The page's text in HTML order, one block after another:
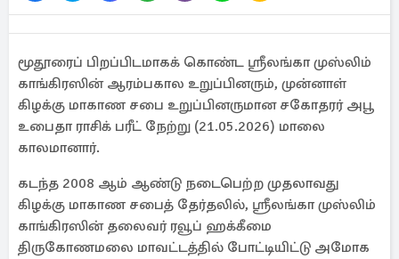
மூதூரைப் பிறப்பிடமாகக் கொண்ட ஸ்ரீலங்கா முஸ்லிம்
காங்கிரஸின் ஆரம்பகால உறுப்பினரும், முன்னாள்
கிழக்கு மாகாண சபை உறுப்பினருமான சகோதரர் அபூ
உபைதா ராசிக் பரீட் நேற்று (21.05.2026) மாலை
காலமானார்.
கடந்த 2008 ஆம் ஆண்டு நடைபெற்ற முதலாவது
கிழக்கு மாகாண சபைத் தேர்தலில், ஸ்ரீலங்கா முஸ்லிம்
காங்கிரஸின் தலைவர் ரவூப் ஹக்கீமை
திருகோணமலை மாவட்டத்தில் போட்டியிட்டு அமோக